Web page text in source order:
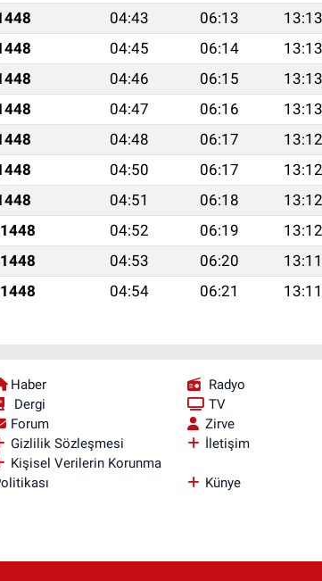
04:43 06:13 13:13
04:45 06:14 13:13
04:46 06:15 13:13
04:47 06:16 13:13
04:48 06:17 13:12
04:50 06:17 13:12
04:51 06:18 13:12
04:52 06:19 13:12
04:53 06:20 13:11
04:54 06:21 13:11
Haber
Radyo
Dergi
TV
Forum
Zirve
Gizlilik Sözleşmesi
İletişim
Kişisel Verilerin Korunma
Künye